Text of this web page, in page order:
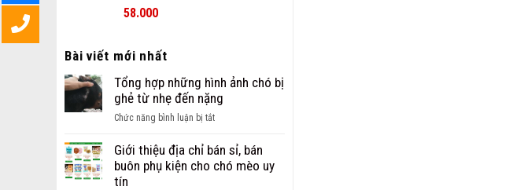
58.000
Bài viết mới nhất
Tổng hợp những hình ảnh chó bị
ghẻ từ nhẹ đến nặng
Chức năng bình luận bị tắtở
hợp
những
Giới thiệu địa chỉ bán sỉ, bán
buôn phụ kiện cho chó mèo uy
tín